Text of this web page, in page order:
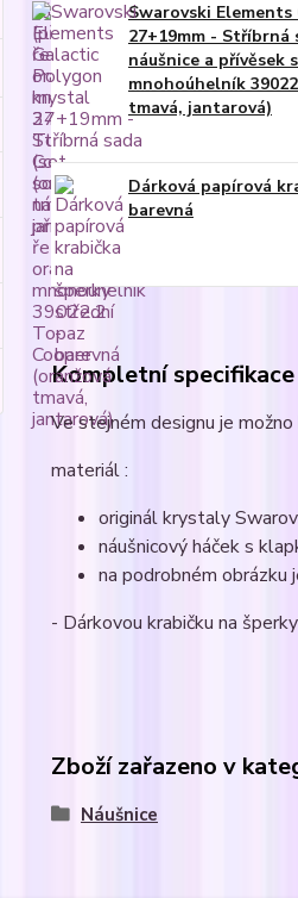
Swarovski
27+19mm - Stříbrná
náušnice a přívěsek
mnohoúhelník
tmavá, jantarová)
Dárková papírová
barevná
Kompletní specifikace
Ve stejném designu je
materiál :
originál krystaly
náušnicový háček s
na podrobném
- Dárkovou krabičku na
Zboží zařazeno v
Náušnice